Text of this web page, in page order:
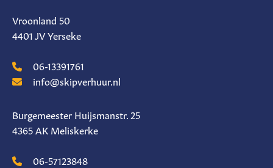
Vroonland 50
4401 JV Yerseke
06-13391761
info@skipverhuur.nl
Burgemeester Huijsmanstr. 25
4365 AK Meliskerke
06-57123848